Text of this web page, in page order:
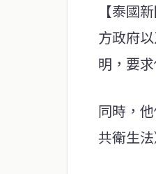
【泰國
方政府
明，要
同時，
共衛生